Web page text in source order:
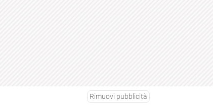
Rimuovi pubblicità